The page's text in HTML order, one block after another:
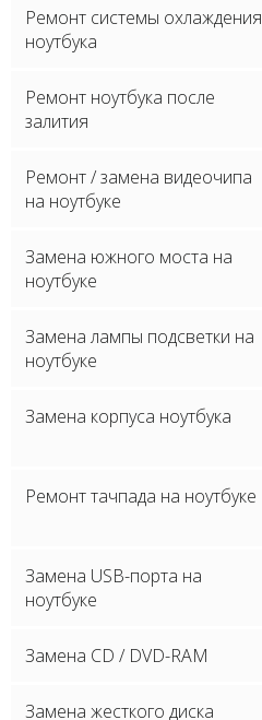
Ремонт системы охлаждения
ноутбука
Ремонт ноутбука после
залития
Ремонт / замена видеочипа
на ноутбуке
Замена южного моста на
ноутбуке
Замена лампы подсветки на
ноутбуке
Замена корпуса ноутбука
Ремонт тачпада на ноутбуке
Замена USB-порта на
ноутбуке
Замена CD / DVD-RAM
Замена жесткого диска